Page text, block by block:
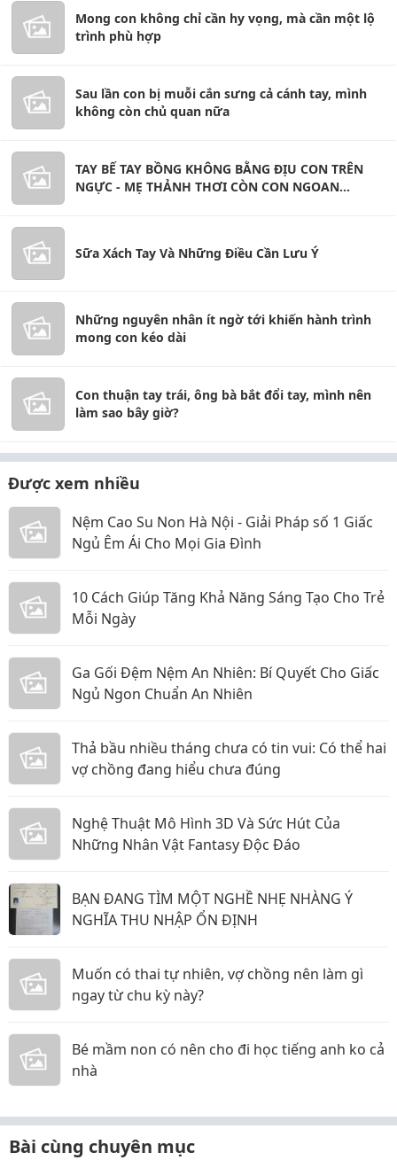
Mong con không chỉ cần hy vọng, mà cần một lộ
trình phù hợp
Sau lần con bị muỗi cắn sưng cả cánh tay, mình
không còn chủ quan nữa
TAY BẾ TAY BỒNG KHÔNG BẰNG ĐỊU CON TRÊN
NGỰC - MẸ THẢNH THƠI CÒN CON NGOAN
Sữa Xách Tay Và Những Điều Cần Lưu Ý
Những nguyên nhân ít ngờ tới khiến hành trình
mong con kéo dài
Con thuận tay trái, ông bà bắt đổi tay, mình nên
làm sao bây giờ?
Được xem nhiều
Nệm Cao Su Non Hà Nội - Giải Pháp số 1 Giấc
Ngủ Êm Ái Cho Mọi Gia Đình
10 Cách Giúp Tăng Khả Năng Sáng Tạo Cho Trẻ
Mỗi Ngày
Ga Gối Đệm Nệm An Nhiên: Bí Quyết Cho Giấc
Ngủ Ngon Chuẩn An Nhiên
Thả bầu nhiều tháng chưa có tin vui: Có thể hai
vợ chồng đang hiểu chưa đúng
Nghệ Thuật Mô Hình 3D Và Sức Hút Của
Những Nhân Vật Fantasy Độc Đáo
BẠN ĐANG TÌM MỘT NGHỀ NHẸ NHÀNG Ý
NGHĨA THU NHẬP ỔN ĐỊNH
Muốn có thai tự nhiên, vợ chồng nên làm gì
ngay từ chu kỳ này?
Bé mầm non có nên cho đi học tiếng anh ko cả
nhà
Bài cùng chuyên mục